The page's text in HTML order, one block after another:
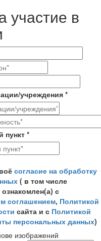
участие в
учреждения*
пункт *
персональных данных
согласие на обработку
( в том числе
с
соглашением, Политикой
сайта и с Политикой
персональных данных)